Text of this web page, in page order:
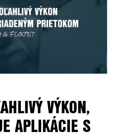
VÝKON,
APLIKÁCIE S